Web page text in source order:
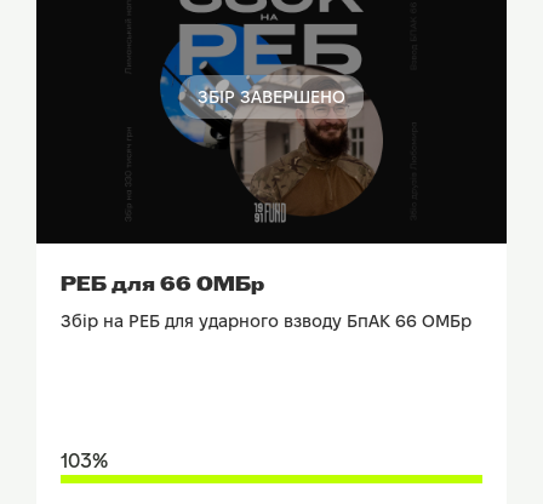
ЗБІР ЗАВЕРШЕНО
ПОДИВИТИСЬ ЗВІТ
РЕБ для 66 ОМБр
Збір на РЕБ для ударного взводу БпАК 66 ОМБр
103%